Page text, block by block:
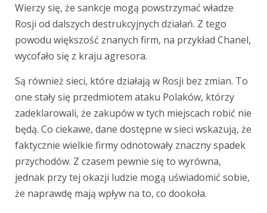
Wierzy się, że sankcje mogą powstrzymać władze
Rosji od dalszych destrukcyjnych działań. Z tego
powodu większość znanych firm, na przykład Chanel,
wycofało się z kraju agresora.
Są również sieci, które działają w Rosji bez zmian. To
one stały się przedmiotem ataku Polaków, którzy
zadeklarowali, że zakupów w tych miejscach robić nie
będą. Co ciekawe, dane dostępne w sieci wskazują, że
faktycznie wielkie firmy odnotowały znaczny spadek
przychodów. Z czasem pewnie się to wyrówna,
jednak przy tej okazji ludzie mogą uświadomić sobie,
że naprawdę mają wpływ na to, co dookoła.